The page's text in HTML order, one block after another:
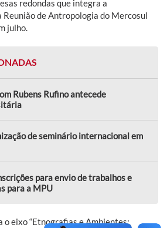
redondas que integra a
Reunião de Antropologia do Mercosul
julho.
Rubens Rufino antecede
de seminário internacional em
para envio de trabalhos e
para a MPU
o eixo “Etnografias e Ambientes: